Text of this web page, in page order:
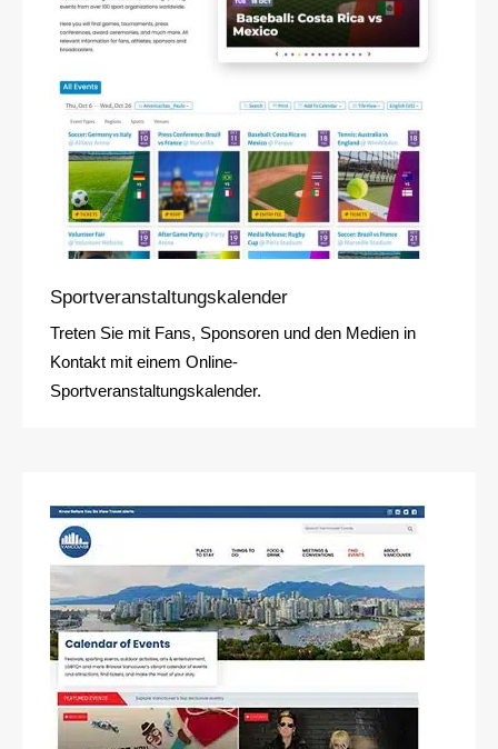
Sportveranstaltungskalender
Treten Sie mit Fans, Sponsoren und den Medien in
Kontakt mit einem Online-
Sportveranstaltungskalender.